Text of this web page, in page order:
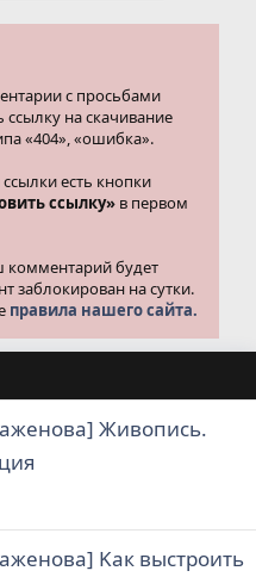
с просьбами
на скачивание
«404», «ошибка».
есть кнопки
ссылку» в первом
будет
заблокирован на сутки.
правила нашего сайта.
Живoпиcь.
Kaк выcтpoить